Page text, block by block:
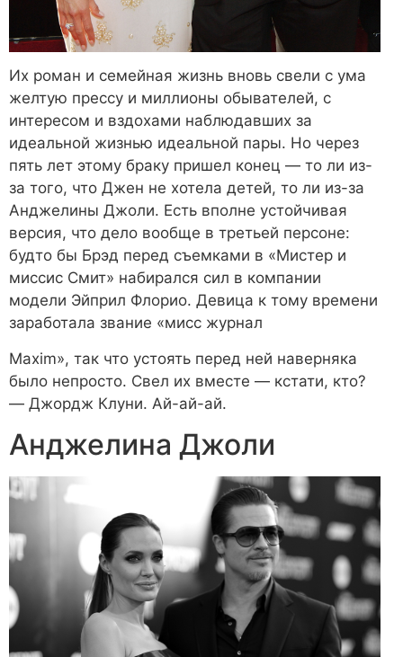
Их роман и семейная жизнь вновь свели с ума
желтую прессу и миллионы обывателей, с
интересом и вздохами наблюдавших за
идеальной жизнью идеальной пары. Но через
пять лет этому браку пришел конец — то ли из-
за того, что Джен не хотела детей, то ли из-за
Анджелины Джоли. Есть вполне устойчивая
версия, что дело вообще в третьей персоне:
будто бы Брэд перед съемками в «Мистер и
миссис Смит» набирался сил в компании
модели Эйприл Флорио. Девица к тому времени
заработала звание «мисс журнал
Maxim», так что устоять перед ней наверняка
было непросто. Свел их вместе — кстати, кто?
— Джордж Клуни. Ай-ай-ай.
Анджелина Джоли